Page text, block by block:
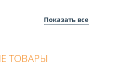
Показать все
ТОВАРЫ